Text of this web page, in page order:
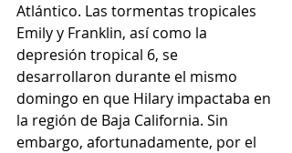
Atlántico. Las tormentas tropicales
Emily y Franklin, así como la
depresión tropical 6, se
desarrollaron durante el mismo
domingo en que Hilary impactaba en
la región de Baja California. Sin
embargo, afortunadamente, por el